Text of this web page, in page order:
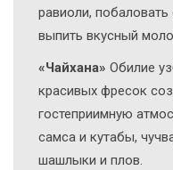
равиоли,
выпить вкусный
«Чайхана» Обилие
красивых фресок
гостеприимную
самса и кутабы,
шашлыки и плов.